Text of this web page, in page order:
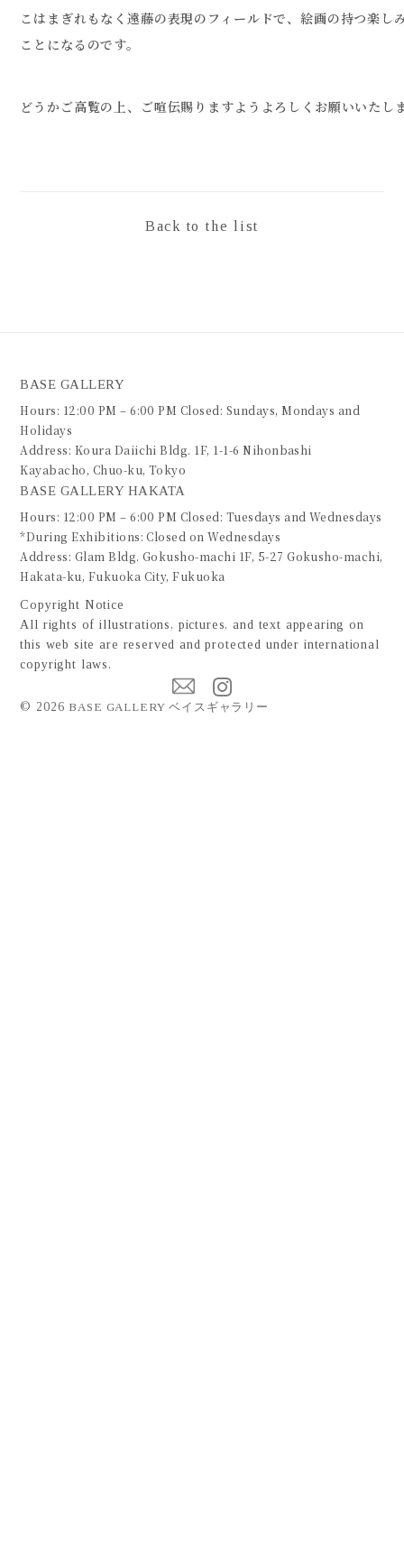
こはまぎれもなく遠藤の表現のフィールドで、絵画の持つ楽し
ことになるのです。
どうかご高覧の上、ご喧伝賜りますようよろしくお願いいたし
Back to the list
BASE GALLERY
Hours: 12:00 PM – 6:00 PM Closed: Sundays, Mondays and
Holidays
Address: Koura Daiichi Bldg. 1F, 1-1-6 Nihonbashi
Kayabacho, Chuo-ku, Tokyo
BASE GALLERY HAKATA
Hours: 12:00 PM – 6:00 PM Closed: Tuesdays and Wednesdays
*During Exhibitions: Closed on Wednesdays
Address: Glam Bldg. Gokusho-machi 1F, 5-27 Gokusho-machi,
Hakata-ku, Fukuoka City, Fukuoka
Copyright Notice
All rights of illustrations, pictures, and text appearing on
this web site are reserved and protected under international
copyright laws.
© 2026 BASE GALLERY ベイスギャラリー